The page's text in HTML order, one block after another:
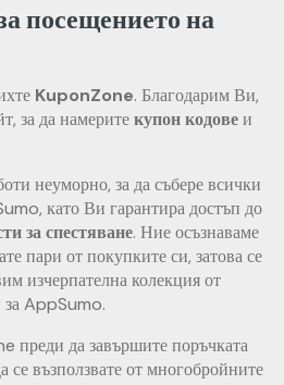
посещението на
KuponZone. Благодарим Ви,
за да намеритекупон кодовеи
неуморно, за да събере всички
като Ви гарантира достъп до
за спестяване. Ние осъзнаваме
пари от покупките си, затова се
изчерпателна колекция от
за AppSumo.
преди да завършите поръчката
възползвате от многобройните